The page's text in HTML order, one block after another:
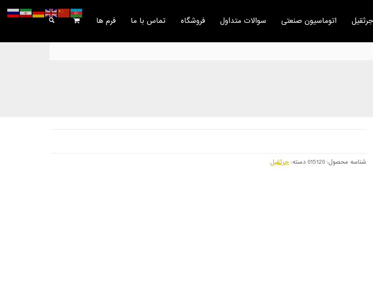
جرثقیل اتوماسیون صنعتی سوالات متداول فروشگاه تماس با ما فرم ها
شناسه محصول:015120 دسته:جرثقیل